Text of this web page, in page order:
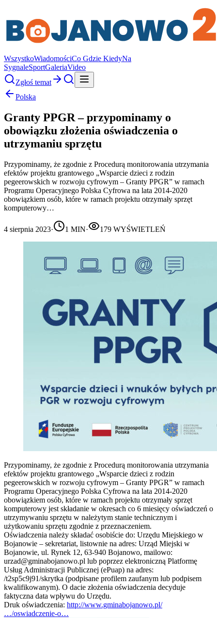
WszystkoWiadomościCo Gdzie KiedyNa
SygnaleSportGaleriaVideo
Zgłoś temat
Polska
Granty PPGR – przypominamy o
obowiązku złożenia oświadczenia o
utrzymaniu sprzętu
Przypominamy, że zgodnie z Procedurą monitorowania utrzymania
efektów projektu grantowego „Wsparcie dzieci z rodzin
pegeerowskich w rozwoju cyfrowym – Granty PPGR” w ramach
Programu Operacyjnego Polska Cyfrowa na lata 2014-2020
obowiązkiem osób, które w ramach projektu otrzymały sprzęt
komputerowy…
4 sierpnia 2023· 1 MIN· 179 WYŚWIETLEŃ
Przypominamy, że zgodnie z Procedurą monitorowania utrzymania
efektów projektu grantowego „Wsparcie dzieci z rodzin
pegeerowskich w rozwoju cyfrowym – Granty PPGR” w ramach
Programu Operacyjnego Polska Cyfrowa na lata 2014-2020
obowiązkiem osób, które w ramach projektu otrzymały sprzęt
komputerowy jest składanie w okresach co 6 miesięcy oświadczeń o
utrzymywaniu sprzętu w należytym stanie technicznym i
użytkowaniu sprzętu zgodnie z przeznaczeniem.
Oświadczenia należy składać osobiście do: Urzędu Miejskiego w
Bojanowie – sekretariat, listownie na adres: Urząd Miejski w
Bojanowie, ul. Rynek 12, 63-940 Bojanowo, mailowo:
urzad@gminabojanowo.pl lub poprzez elektroniczną Platformę
Usług Administracji Publicznej (ePuap) na adres:
/t2sp5c9j91/skrytka (podpisane profilem zaufanym lub podpisem
kwalifikowanym). O dacie złożenia oświadczenia decyduje
faktyczna data wpływu do Urzędu.
Druk oświadczenia: http://www.gminabojanowo.pl/
…/oswiadczenie-o…